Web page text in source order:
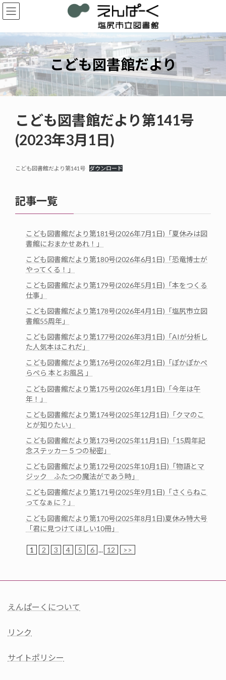
コ
ン
ン
ツ
へ
ス
キ
ッ
プ
ナ
ビ
ー
シ
ョ
ン
に
移
動
こども図書館だより
こども図書館だより第141号
(2023年3月1日)
こども図書館だより第141号 ダウンロード
記事一覧
こども図書館だより第181号(2026年7月1日)「夏休みは図
書館におまかせあれ！」
こども図書館だより第180号(2026年6月1日)「恐竜博士が
やってくる！」
こども図書館だより第179号(2026年5月1日)「本をつくる
仕事」
こども図書館だより第178号(2026年4月1日)「塩尻市立図
書館55周年」
こども図書館だより第177号(2026年3月1日)「AIが分析し
た人気本はこれだ」
こども図書館だより第176号(2026年2月1日)「ぽかぽかぺ
らぺら 本とお風呂 」
こども図書館だより第175号(2026年1月1日)「今年は午
年！」
こども図書館だより第174号(2025年12月1日)「クマのこ
とが知りたい」
こども図書館だより第173号(2025年11月1日)「15周年記
念ステッカー５つの秘密」
こども図書館だより第172号(2025年10月1日)「物語とマ
ジック ふたつの魔法がであう時」
こども図書館だより第171号(2025年9月1日)「さくらねこ
ってなぁに？」
こども図書館だより第170号(2025年8月1日)夏休み特大号
「君に見つけてほしい10冊」
1 2 3 4 5 6 ... 12 >>
えんぱーくについて
リンク
サイトポリシー